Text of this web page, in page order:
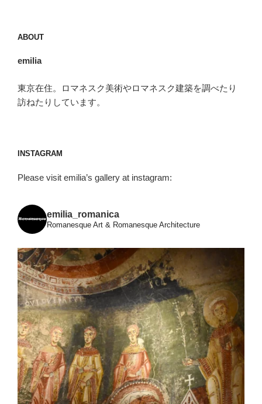
ン
ABOUT
emilia
東京在住。ロマネスク美術やロマネスク建築を調べたり
訪ねたりしています。
INSTAGRAM
Please visit emilia’s gallery at instagram:
emilia_romanica
Romanesque Art & Romanesque Architecture